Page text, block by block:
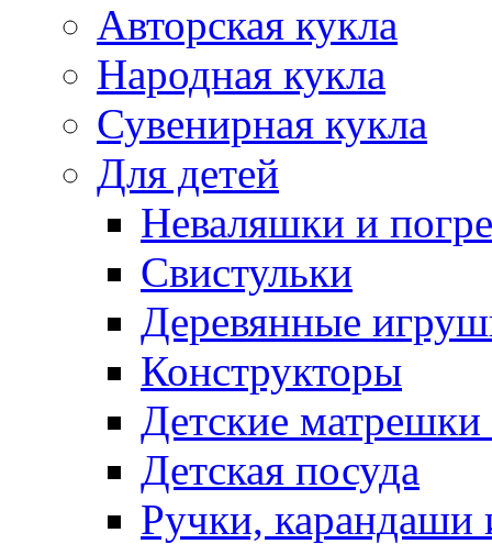
Авторская кукла
Народная кукла
Сувенирная кукла
Для детей
Неваляшки и
Свистульки
Деревянные
Конструкторы
Детские
Детская посуда
Ручки,